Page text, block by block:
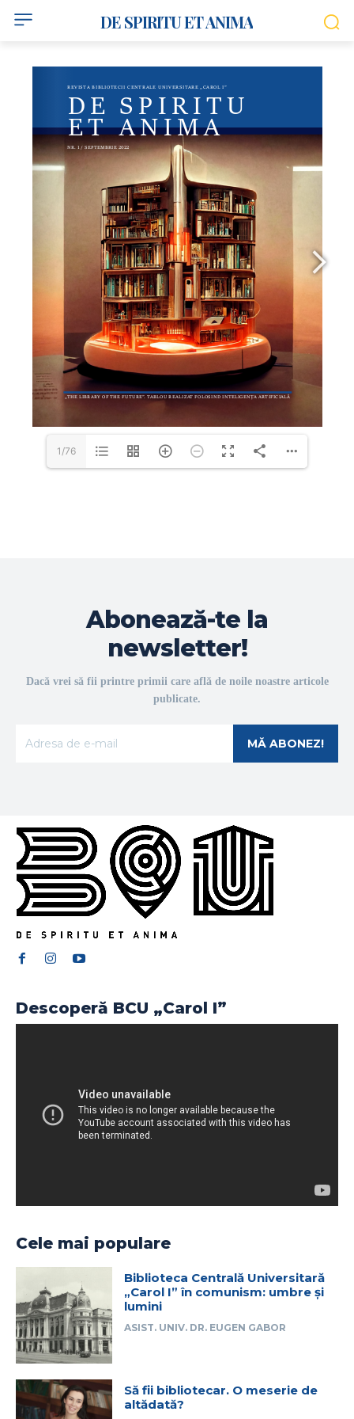
DE SPIRITU ET ANIMA
1/76
Abonează-te la
newsletter!
Dacă vrei să fii printre primii care află de noile noastre articole
publicate.
MĂ ABONEZ!
Descoperă BCU „Carol I”
Cele mai populare
Biblioteca Centrală Universitară
„Carol I” în comunism: umbre și
lumini
ASIST. UNIV. DR. EUGEN GABOR
Să fii bibliotecar. O meserie de
altădată?